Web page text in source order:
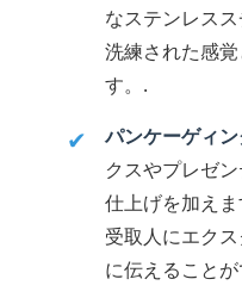
なステンレス
洗練された感
す。.
✔ パンケーゲィ
クスやプレゼ
仕上げを加えま
受取人にエク
に伝えること